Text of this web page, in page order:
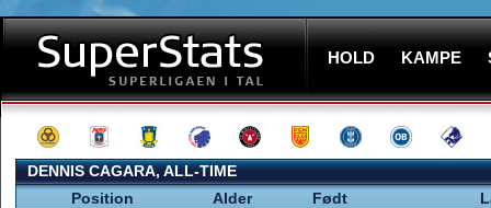
HOLD KAMPE
DENNIS CAGARA, ALL-TIME
Position
Alder Født